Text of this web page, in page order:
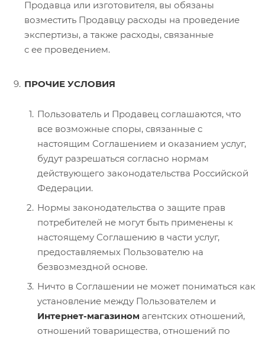
Продавца или изготовителя, вы обязаны
возместить Продавцу расходы на проведение
экспертизы, а также расходы, связанные
с ее проведением.
ПРОЧИЕ УСЛОВИЯ
Пользователь и Продавец соглашаются, что
все возможные споры, связанные с
настоящим Соглашением и оказанием услуг,
будут разрешаться согласно нормам
действующего законодательства Российской
Федерации.
Нормы законодательства о защите прав
потребителей не могут быть применены к
настоящему Соглашению в части услуг,
предоставляемых Пользователю на
безвозмездной основе.
Ничто в Соглашении не может пониматься как
установление между Пользователем и
Интернет-магазином агентских отношений,
отношений товарищества, отношений по